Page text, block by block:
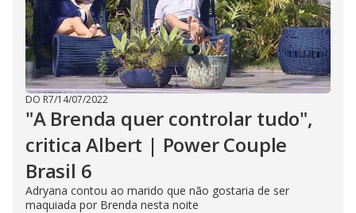
DO R7/14/07/2022
"A Brenda quer controlar tudo",
critica Albert | Power Couple
Brasil 6
Adryana contou ao marido que não gostaria de ser
maquiada por Brenda nesta noite